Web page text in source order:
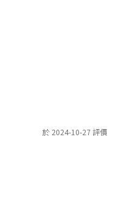
於 2024-10-27 評價